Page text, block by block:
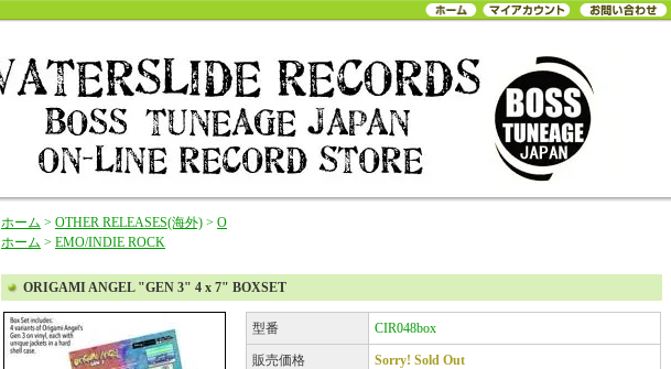
ホーム > OTHER RELEASES(海外) > O
ホーム > EMO/INDIE ROCK
ORIGAMI ANGEL "GEN 3" 4 x 7" BOXSET
型番 CIR048box
販売価格 Sorry! Sold Out